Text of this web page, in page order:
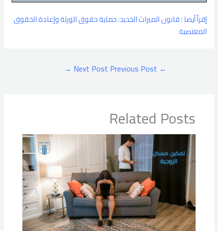
إقرأ أيضا : قانون الميراث الجديد: حماية حقوق الورثة وإعادة الحقوق
المغتصبة
←
Next Post
→
Related Posts